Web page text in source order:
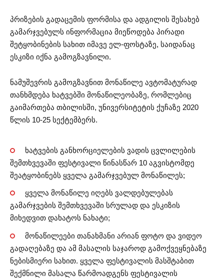
პრიზების გადაცემის ფორმისა და ადგილის შესახებ
გამარჯვებულს ინფორმაცია მიეწოდება პირადი
შეტყობინების სახით იმავე ელ-ფოსტაზე, საიდანაც
ესკიზი იქნა გამოგზავნილი.
ნამუშევრის გამოგზავნით მონაწილე ავტომატურად
თანხმდება ხატვებში მონაწილეობაზე, რომლებიც
გაიმართება თბილისში, უნივერსიტეტის ქუჩაზე 2020
წლის 10-25 სექტემბერს.
ხატვების განხორციელების ვადის ცვლილების
შემთხვევაში ფესტივალი წინასწარ 10 აგვისტომდე
შეატყობინებს ყველა გამარჯვებულ მონაწილეს;
ყველა მონაწილე იღებს ვალდებულებას
გამარჯვების შემთხვევაში სრულად და ესკიზის
მიხედვით დახატოს ნახატი;
მონაწილეები თანახმანი არიან ფოტო და ვიდეო
გადაღებაზე და ამ მასალის საჯაროდ გამოქვეყნებაზე
ნებისმიერი სახით. ყველა ფესტივალის მასშტაბით
შექმნილი მასალა წარმოადგენს ფესტივალის